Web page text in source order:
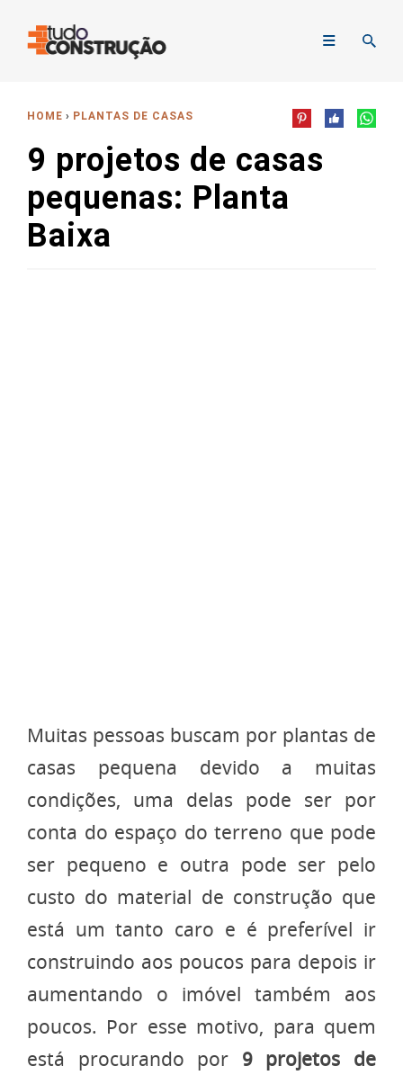
HOME PLANTAS DE CASAS
9 projetos de casas
pequenas: Planta
Baixa
Muitas pessoas buscam por plantas de
casas pequena devido a muitas
condições, uma delas pode ser por
conta do espaço do terreno que pode
ser pequeno e outra pode ser pelo
custo do material de construção que
está um tanto caro e é preferível ir
construindo aos poucos para depois ir
aumentando o imóvel também aos
poucos. Por esse motivo, para quem
está procurando por 9 projetos de